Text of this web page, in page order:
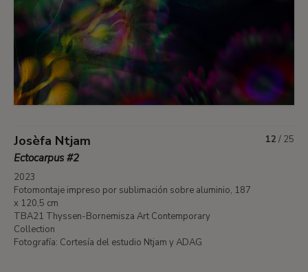
Josèfa Ntjam
Ectocarpus #2
2023
Fotomontaje impreso por sublimación sobre aluminio, 187
x 120,5 cm
TBA21 Thyssen-Bornemisza Art Contemporary
Collection
Fotografía: Cortesía del estudio Ntjam y ADAG
12 / 25